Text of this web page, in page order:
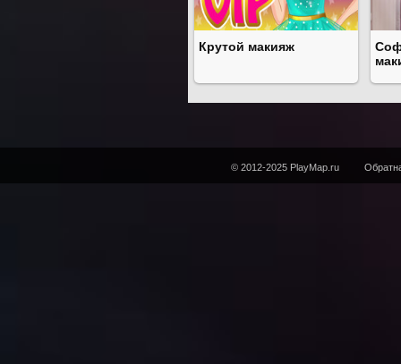
Крутой макияж
© 2012-2025 PlayMap.ru